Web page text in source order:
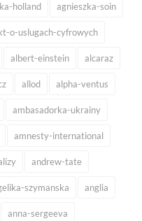
holland agnieszka-soin
o-uslugach-cyfrowych
albert-einstein alcaraz
allod alpha-ventus
ambasadorka-ukrainy
amnesty-international
andrew-tate
szymanska anglia
anna-sergeeva